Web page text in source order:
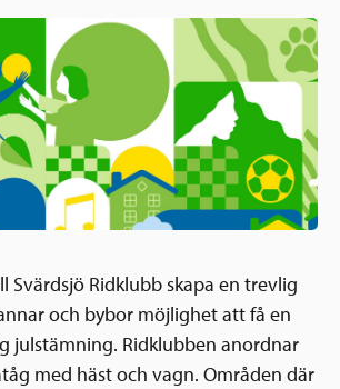
världen
& årsredovisningar
styrelse
Svärdsjö Ridklubb skapa en trevlig
och bybor möjlighet att få en
julstämning. Ridklubben anordnar
med häst och vagn. Områden där